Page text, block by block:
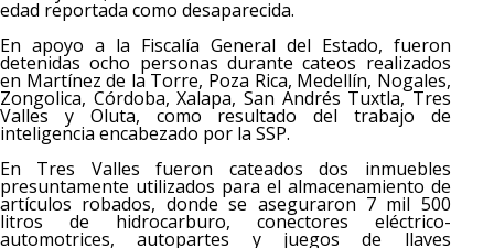
edad reportada como desaparecida.
En apoyo a la Fiscalía General del Estado, fueron
detenidas ocho personas durante cateos realizados
en Martínez de la Torre, Poza Rica, Medellín, Nogales,
Zongolica, Córdoba, Xalapa, San Andrés Tuxtla, Tres
Valles y Oluta, como resultado del trabajo de
inteligencia encabezado por la SSP.
En Tres Valles fueron cateados dos inmuebles
presuntamente utilizados para el almacenamiento de
artículos robados, donde se aseguraron 7 mil 500
litros de hidrocarburo, conectores eléctrico-
automotrices, autopartes y juegos de llaves